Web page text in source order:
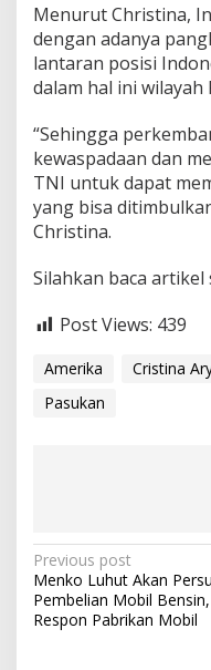
p
u
a
N
g
i
n
i
Menurut Christina,
dengan adanya
lantaran posisi
dalam hal ini wilayah
“Sehingga
kewaspadaan dan
TNI untuk dapat
yang bisa
Christina.
Silahkan baca
Post Views: 439
Amerika Cristina
Pasukan
P
o
s
Previous post
Menko Luhut Akan
Pembelian Mobil
Respon Pabrikan Mobil